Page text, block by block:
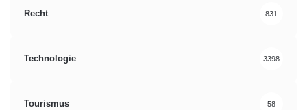
Recht 831
Technologie 3398
Tourismus 58